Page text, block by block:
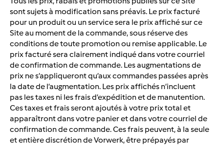
sont sujets à modification sans préavis. Le prix facturé
pour un produit ou un service sera le prix affiché sur ce
Site au moment de la commande, sous réserve des
conditions de toute promotion ou remise applicable. Le
prix facturé sera clairement indiqué dans votre courriel
de confirmation de commande. Les augmentations de
prix ne s’appliqueront qu’aux commandes passées après
la date de l’augmentation. Les prix affichés n’incluent
pas les taxes ni les frais d’expédition et de manutention.
Ces taxes et frais seront ajoutés à votre prix total et
apparaîtront dans votre panier et dans votre courriel de
confirmation de commande. Ces frais peuvent, à la seule
et entière discrétion de Vorwerk, être prépayés par